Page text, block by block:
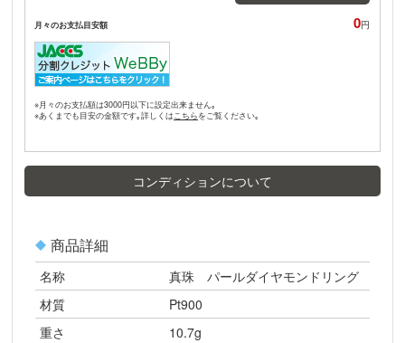
月々のお支払目安額 0円
※月々のお支払額は3000円以下に設定出来ません｡
※あくまでも目安の金額です｡詳しくは
をご覧ください｡
コンディションについて
商品詳細
名称
真珠 パールダイヤモンドリング
材質
Pt900
重さ
10.7g